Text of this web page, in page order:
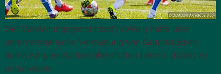
Der Verwaltungsgerichtshof (VwGH) hatte über
unternehmerische Vermietung von Grundstücken
durch Körperschaften öffentlichen Rechts (KÖR) zu
entscheiden.